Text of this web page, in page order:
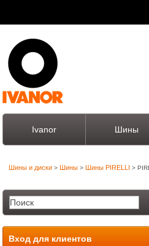
Ivanor Шины
Шины и диски > Шины > Шины PIRELLI >
Вход для клиентов